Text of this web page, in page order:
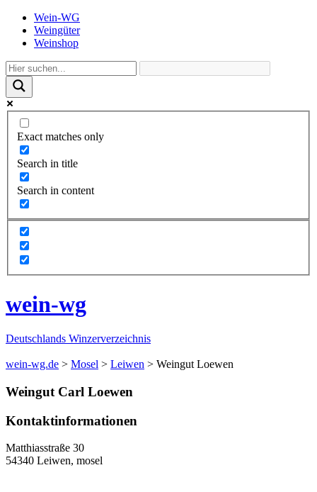
Wein-WG
Weingüter
Weinshop
Exact matches only
Search in title
Search in content
wein-wg
Deutschlands Winzerverzeichnis
wein-wg.de > Mosel > Leiwen > Weingut Loewen
Weingut Carl Loewen
Kontaktinformationen
Matthiasstraße 30
54340 Leiwen, mosel